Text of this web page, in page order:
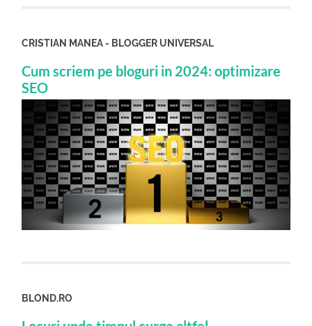
CRISTIAN MANEA - BLOGGER UNIVERSAL
Cum scriem pe bloguri in 2024: optimizare
SEO
BLOND.RO